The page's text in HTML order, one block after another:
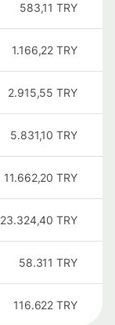
583,11 TRY
1.166,22 TRY
2.915,55 TRY
5.831,10 TRY
11.662,20 TRY
23.324,40 TRY
58.311 TRY
116.622 TRY